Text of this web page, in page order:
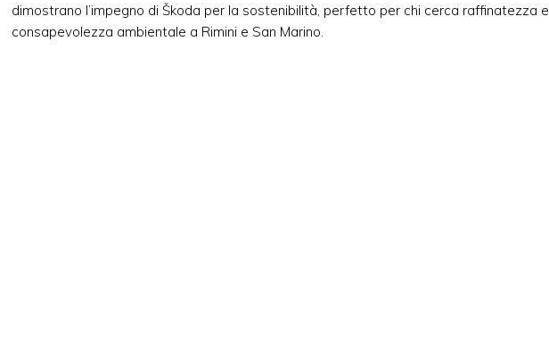
dimostrano l’impegno di Škoda per la sostenibilità, perfetto per chi cerca raffinatezza e
consapevolezza ambientale a Rimini e San Marino.